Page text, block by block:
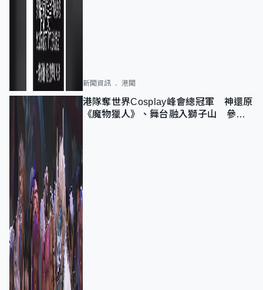
新聞資訊 港聞
港隊奪世界Cosplay峰會總冠軍 神還原
《魔物獵人》、舞台融入獅子山 參賽